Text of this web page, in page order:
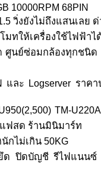
10000RPM 68PIN
วิ่งยังไม่ถึงแสนเลย ด่
มทให้เครื่องใช้ไฟฟ้าไ
ศูนย์ซ่อมกล้องทุกชนิ
และ Logserver รา
TM-
ฟสด ร้านมินิมาร์ท
กไม่เกิน 50KG
ด ปิดบัญชี รีไฟแนนซ์